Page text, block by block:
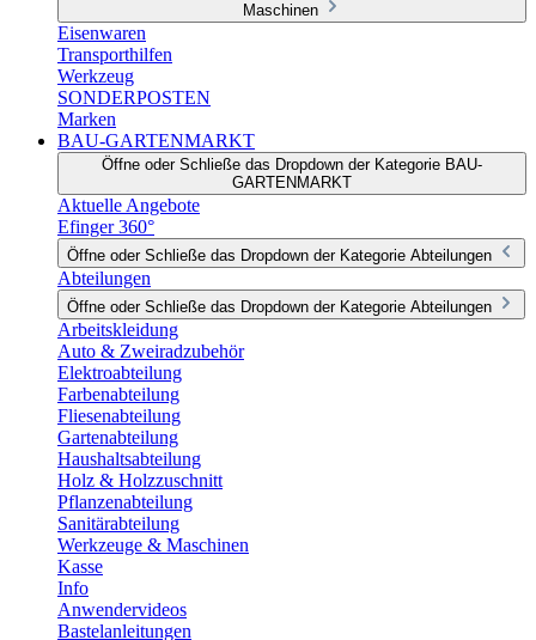
Maschinen
Eisenwaren
Transporthilfen
Werkzeug
SONDERPOSTEN
Marken
BAU-GARTENMARKT
Öffne oder Schließe das Dropdown der Kategorie BAU-
GARTENMARKT
Aktuelle Angebote
Efinger 360°
Öffne oder Schließe das Dropdown der Kategorie Abteilungen
Abteilungen
Öffne oder Schließe das Dropdown der Kategorie Abteilungen
Arbeitskleidung
Auto & Zweiradzubehör
Elektroabteilung
Farbenabteilung
Fliesenabteilung
Gartenabteilung
Haushaltsabteilung
Holz & Holzzuschnitt
Pflanzenabteilung
Sanitärabteilung
Werkzeuge & Maschinen
Kasse
Info
Anwendervideos
Bastelanleitungen